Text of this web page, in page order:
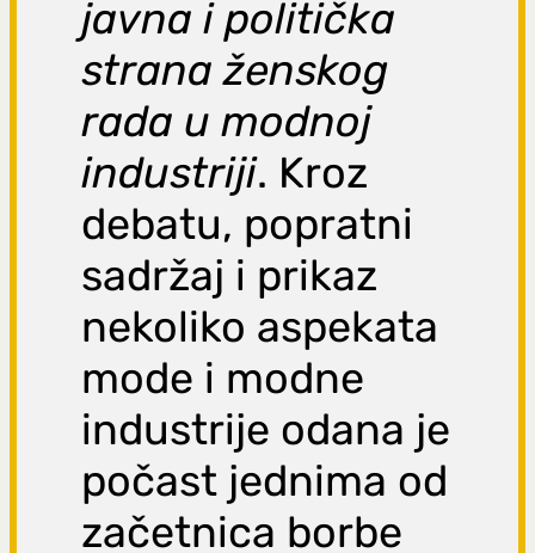
javna i politička
strana ženskog
rada u modnoj
industriji. Kroz
debatu, popratni
sadržaj i prikaz
nekoliko aspekata
mode i modne
industrije odana je
počast jednima od
začetnica borbe